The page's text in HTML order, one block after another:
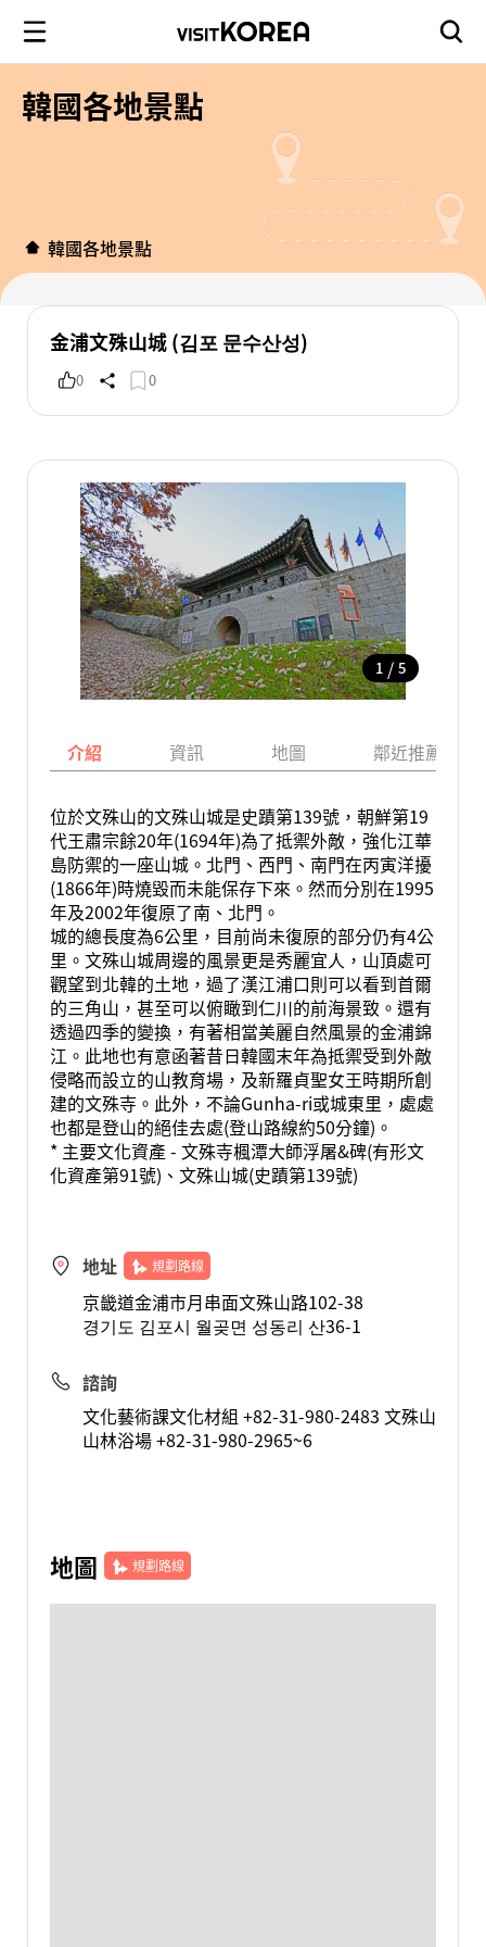
韓國各地景點
韓國各地景點
金浦文殊山城 (김포 문수산성)
0 0
1 / 5
介紹 資訊 地圖 鄰近推薦景點
位於文殊山的文殊山城是史蹟第139號，朝鮮第19
代王肅宗餘20年(1694年)為了抵禦外敵，強化江華
島防禦的一座山城。北門、西門、南門在丙寅洋擾
(1866年)時燒毀而未能保存下來。然而分別在1995
年及2002年復原了南、北門。
城的總長度為6公里，目前尚未復原的部分仍有4公
里。文殊山城周邊的風景更是秀麗宜人，山頂處可
觀望到北韓的土地，過了漢江浦口則可以看到首爾
的三角山，甚至可以俯瞰到仁川的前海景致。還有
透過四季的變換，有著相當美麗自然風景的金浦錦
江。此地也有意函著昔日韓國末年為抵禦受到外敵
侵略而設立的山教育場，及新羅貞聖女王時期所創
建的文殊寺。此外，不論Gunha-ri或城東里，處處
也都是登山的絕佳去處(登山路線約50分鐘)。
* 主要文化資產 - 文殊寺楓潭大師浮屠&碑(有形文
化資產第91號)、文殊山城(史蹟第139號)
地址 規劃路線
京畿道金浦市月串面文殊山路102-38
경기도 김포시 월곶면 성동리 산36-1
諮詢
文化藝術課文化材組 +82-31-980-2483 文殊山
山林浴場 +82-31-980-2965~6
地圖 規劃路線